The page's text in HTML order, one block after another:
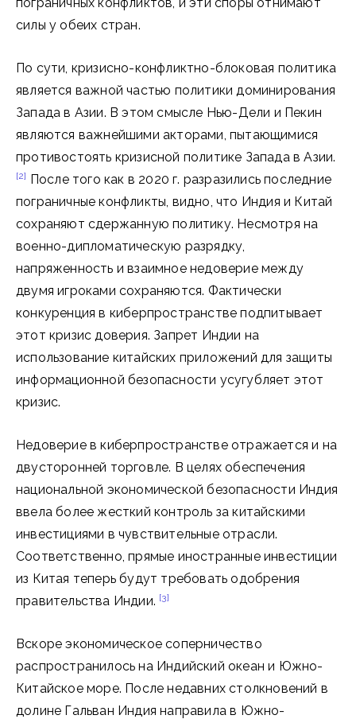
силы у обеих стран.
По сути, кризисно-конфликтно-блоковая политика
является важной частью политики доминирования
Запада в Азии. В этом смысле Нью-Дели и Пекин
являются важнейшими акторами, пытающимися
противостоять кризисной политике Запада в Азии.
[2] После того как в 2020 г. разразились последние
пограничные конфликты, видно, что Индия и Китай
сохраняют сдержанную политику. Несмотря на
военно-дипломатическую разрядку,
напряженность и взаимное недоверие между
двумя игроками сохраняются. Фактически
конкуренция в киберпространстве подпитывает
этот кризис доверия. Запрет Индии на
использование китайских приложений для защиты
информационной безопасности усугубляет этот
кризис.
Недоверие в киберпространстве отражается и на
двусторонней торговле. В целях обеспечения
национальной экономической безопасности Индия
ввела более жесткий контроль за китайскими
инвестициями в чувствительные отрасли.
Соответственно, прямые иностранные инвестиции
из Китая теперь будут требовать одобрения
правительства Индии. [3]
Вскоре экономическое соперничество
распространилось на Индийский океан и Южно-
Китайское море. После недавних столкновений в
долине Гальван Индия направила в Южно-